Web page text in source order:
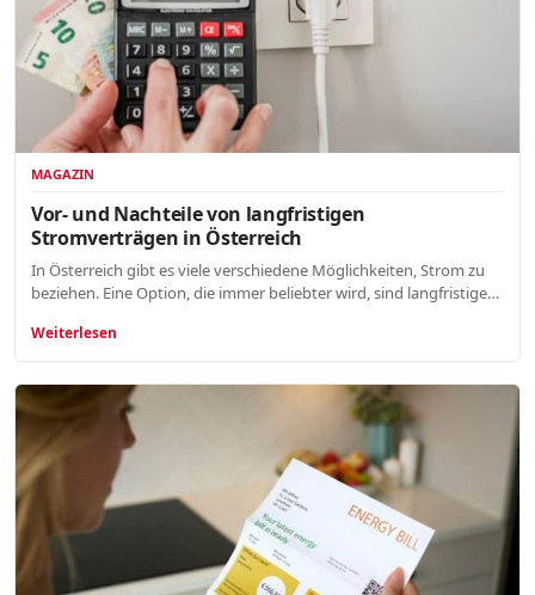
MAGAZIN
Vor- und Nachteile von langfristigen
Stromverträgen in Österreich
In Österreich gibt es viele verschiedene Möglichkeiten, Strom zu
beziehen. Eine Option, die immer beliebter wird, sind langfristige…
Weiterlesen